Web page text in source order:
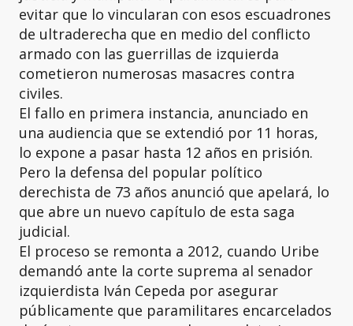
evitar que lo vincularan con esos escuadrones
de ultraderecha que en medio del conflicto
armado con las guerrillas de izquierda
cometieron numerosas masacres contra
civiles.
El fallo en primera instancia, anunciado en
una audiencia que se extendió por 11 horas,
lo expone a pasar hasta 12 años en prisión.
Pero la defensa del popular político
derechista de 73 años anunció que apelará, lo
que abre un nuevo capítulo de esta saga
judicial.
El proceso se remonta a 2012, cuando Uribe
demandó ante la corte suprema al senador
izquierdista Iván Cepeda por asegurar
públicamente que paramilitares encarcelados